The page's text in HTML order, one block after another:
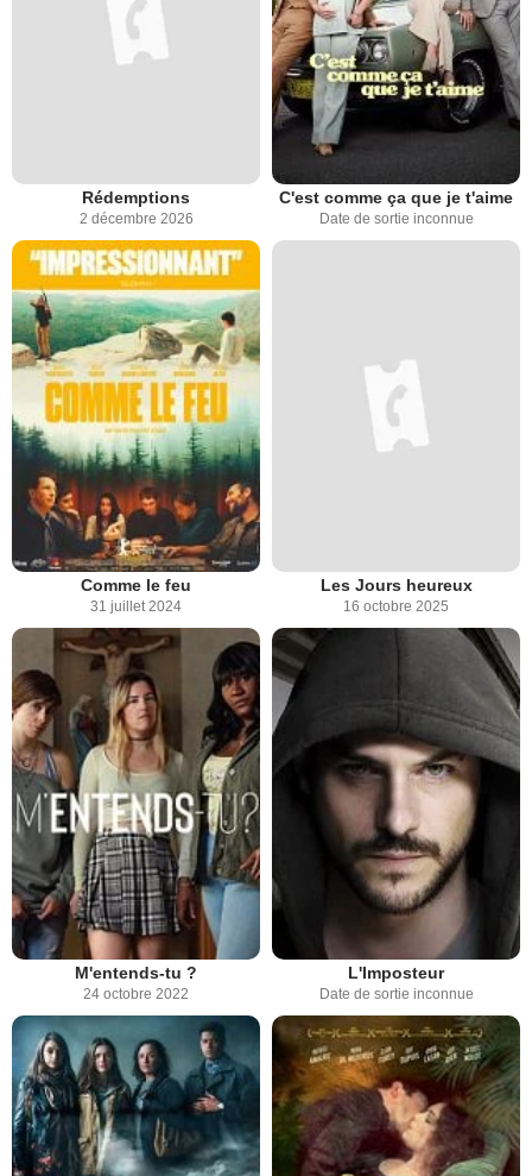
Rédemptions
2 décembre 2026
C'est comme ça que je t'aime
Date de sortie inconnue
Comme le feu
31 juillet 2024
Les Jours heureux
16 octobre 2025
M'entends-tu ?
24 octobre 2022
L'Imposteur
Date de sortie inconnue